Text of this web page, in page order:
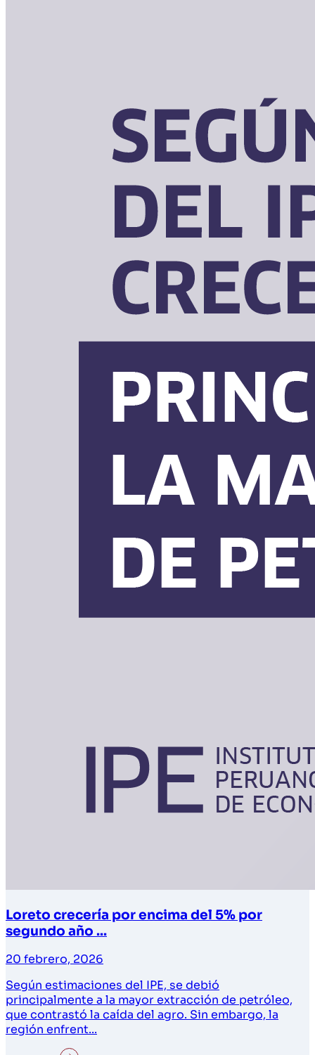
Loreto crecería por encima del 5% por
segundo año ...
20 febrero, 2026
Según estimaciones del IPE, se debió
principalmente a la mayor extracción de petróleo,
que contrastó la caída del agro. Sin embargo, la
región enfrent...